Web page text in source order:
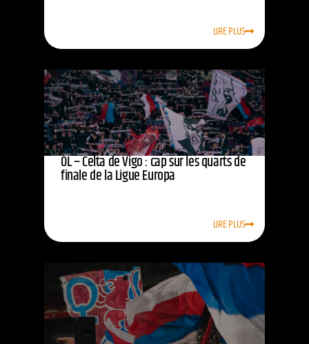
LIRE PLUS
OL – Celta de Vigo : cap sur les quarts de
finale de la Ligue Europa
LIRE PLUS